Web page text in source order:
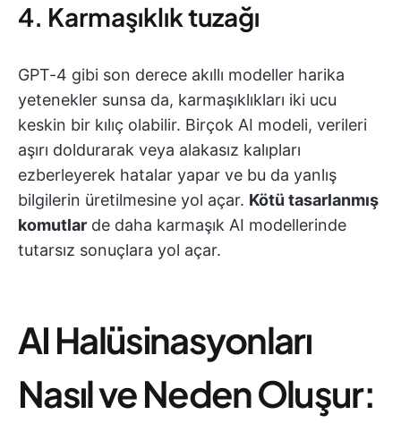
4. Karmaşıklık tuzağı
GPT-4 gibi son derece akıllı modeller harika
yetenekler sunsa da, karmaşıklıkları iki ucu
keskin bir kılıç olabilir. Birçok AI modeli, verileri
aşırı doldurarak veya alakasız kalıpları
ezberleyerek hatalar yapar ve bu da yanlış
bilgilerin üretilmesine yol açar. Kötü tasarlanmış
komutlar de daha karmaşık AI modellerinde
tutarsız sonuçlara yol açar.
AI Halüsinasyonları
Nasıl ve Neden Oluşur: